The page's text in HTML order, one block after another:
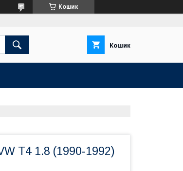
Кошик
Кошик
T4 1.8 (1990-1992)